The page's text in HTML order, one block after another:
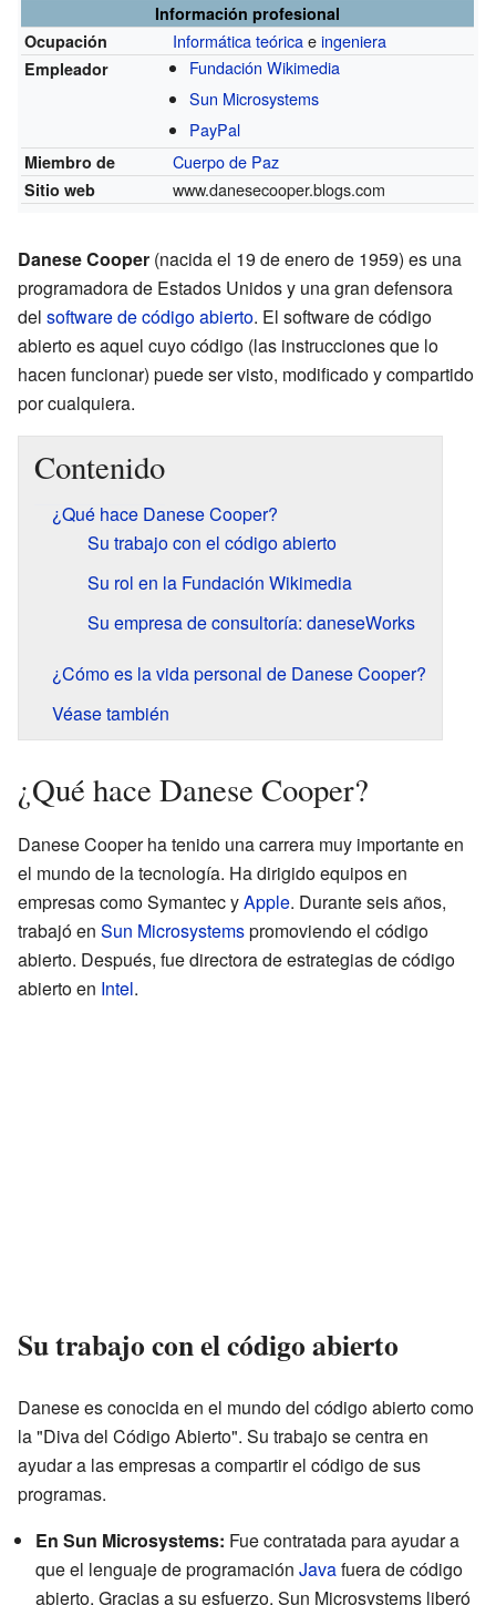
Información profesional
Ocupación
Informática teóricaeingeniera
Empleador
Fundación Wikimedia
Sun Microsystems
PayPal
Miembro de Cuerpo de Paz
Sitio web www.danesecooper.blogs.com
Danese Cooper (nacida el 19 de enero de 1959) es una
programadora de Estados Unidos y una gran defensora
del software de código abierto. El software de código
abierto es aquel cuyo código (las instrucciones que lo
hacen funcionar) puede ser visto, modificado y compartido
por cualquiera.
Contenido
¿Qué hace Danese Cooper?
Su trabajo con el código abierto
Su rol en la Fundación Wikimedia
Su empresa de consultoría: daneseWorks
¿Cómo es la vida personal de Danese Cooper?
Véase también
¿Qué hace Danese Cooper?
Danese Cooper ha tenido una carrera muy importante en
el mundo de la tecnología. Ha dirigido equipos en
empresas como Symantec yApple. Durante seis años,
trabajó en Sun Microsystemspromoviendo el código
abierto. Después, fue directora de estrategias de código
abierto en Intel.
Su trabajo con el código abierto
Danese es conocida en el mundo del código abierto como
la "Diva del Código Abierto". Su trabajo se centra en
ayudar a las empresas a compartir el código de sus
programas.
En Sun Microsystems: Fue contratada para ayudar a
que el lenguaje de programación Javafuera de código
abierto. Gracias a su esfuerzo, Sun Microsystems liberó